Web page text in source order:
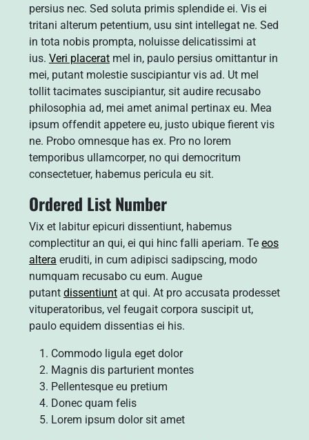
persius nec. Sed soluta primis splendide ei. Vis ei
tritani alterum petentium, usu sint intellegat ne. Sed
in tota nobis prompta, noluisse delicatissimi at
ius. Veri placerat mel in, paulo persius omittantur in
mei, putant molestie suscipiantur vis ad. Ut mel
tollit tacimates suscipiantur, sit audire recusabo
philosophia ad, mei amet animal pertinax eu. Mea
ipsum offendit appetere eu, justo ubique fierent vis
ne. Probo omnesque has ex. Pro no lorem
temporibus ullamcorper, no qui democritum
consectetuer, habemus pericula eu sit.
Ordered List Number
Vix et labitur epicuri dissentiunt, habemus
complectitur an qui, ei qui hinc falli aperiam. Te eos
altera eruditi, in cum adipisci sadipscing, modo
numquam recusabo cu eum. Augue
putant dissentiunt at qui. At pro accusata prodesset
vituperatoribus, vel feugait corpora suscipit ut,
paulo equidem dissentias ei his.
Commodo ligula eget dolor
Magnis dis parturient montes
Pellentesque eu pretium
Donec quam felis
Lorem ipsum dolor sit amet